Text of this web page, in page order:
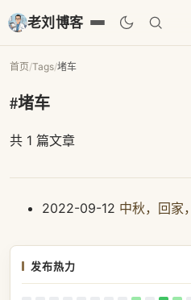
老刘博客
首页/Tags/堵车
#堵车
共 1 篇文章
2022-09-12 中秋，回家
发布热力